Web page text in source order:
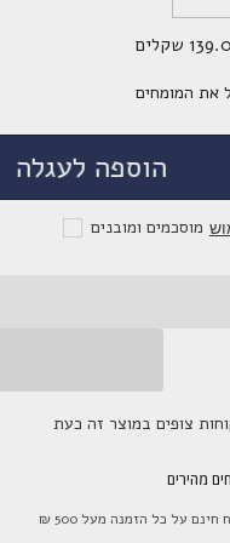
את
הכמות
עבור
מיסטי
שקלים
את המומחים
הוספה לעגלה
מוסכמים ומובנים
מהירים
על כל הזמנה מעל 500 ₪